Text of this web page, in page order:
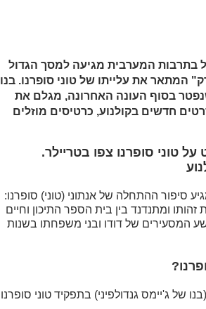
בתרבות המערבית מגיעה למסך הגדול
המתאר את עלייתו של טוני סופרנו. בנו
בסוף העונה האחרונה, מגלם את
חדשים בקולנוע, כרטיסים מוזלים
טוני סופרנו צפו בטריילר.
סיפור ההתחלה של אנתוני (טוני) סופרנו:
ומתנדנד בין בית הספר התיכון וחיים
המסעירים של דודו ובני משפחתו בשנות
של ג'יימס גנדולפיני) בתפקיד טוני סופרנו